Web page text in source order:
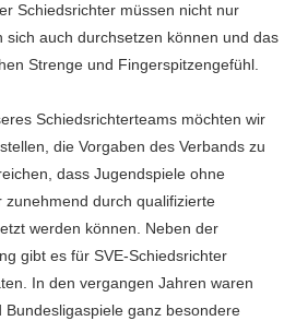
Schiedsrichter müssen nicht nur
sich auch durchsetzen können und das
Strenge und Fingerspitzengefühl.
Schiedsrichterteams möchten wir
die Vorgaben des Verbands zu
dass Jugendspiele ohne
durch qualifizierte
werden können. Neben der
gibt es für SVE-Schiedsrichter
In den vergangen Jahren waren
ganz besondere